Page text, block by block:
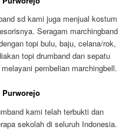
sd kami juga menjual kostum
Seragam marchingband
topi bulu, baju, celana/rok,
topi drumband dan sepatu
pembelian marchingbell.
Purworejo
kami telah terbukti dan
sekolah di seluruh Indonesia.